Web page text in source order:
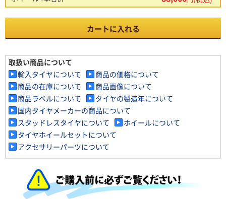
カートに入れる
取扱い商品について
輸入タイヤについて
商品の価格について
商品の在庫について
商品画像について
商品ラベルについて
タイヤの製造年について
国内タイヤメーカーの商品について
スタッドレスタイヤについて
ホイールについて
タイヤホイールセットについて
アクセサリーパーツについて